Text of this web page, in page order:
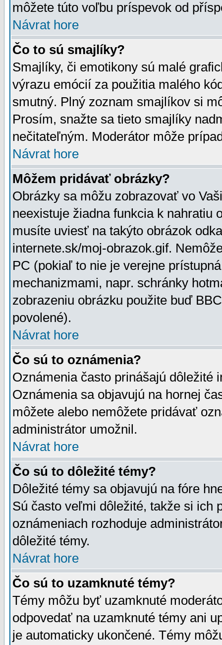
môžete túto voľbu príspevok od
Návrat hore
Čo to sú smajlíky?
Smajlíky, či emotikony sú malé
výrazu emócií za použitia malého
smutný. Plný zoznam smajlíkov si
Prosím, snažte sa tieto smajlíky
nečitateľným. Moderátor môže
Návrat hore
Môžem pridávať obrázky?
Obrázky sa môžu zobrazovať vo
neexistuje žiadna funkcia k nahratiu
musíte uviesť na takýto obrázok
internete.sk/moj-obrazok.gif.
PC (pokiaľ to nie je verejne
mechanizmami, napr. schránky
zobrazeniu obrázku použite buď
povolené).
Návrat hore
Čo sú to oznámenia?
Oznámenia často prinášajú dôležité
Oznámenia sa objavujú na hornej
môžete alebo nemôžete pridávať
administrátor umožnil.
Návrat hore
Čo sú to dôležité témy?
Dôležité témy sa objavujú na fóre
Sú často veľmi dôležité, takže si ich
oznámeniach rozhoduje
dôležité témy.
Návrat hore
Čo sú to uzamknuté témy?
Témy môžu byť uzamknuté
odpovedať na uzamknuté témy ani
je automaticky ukončené. Témy